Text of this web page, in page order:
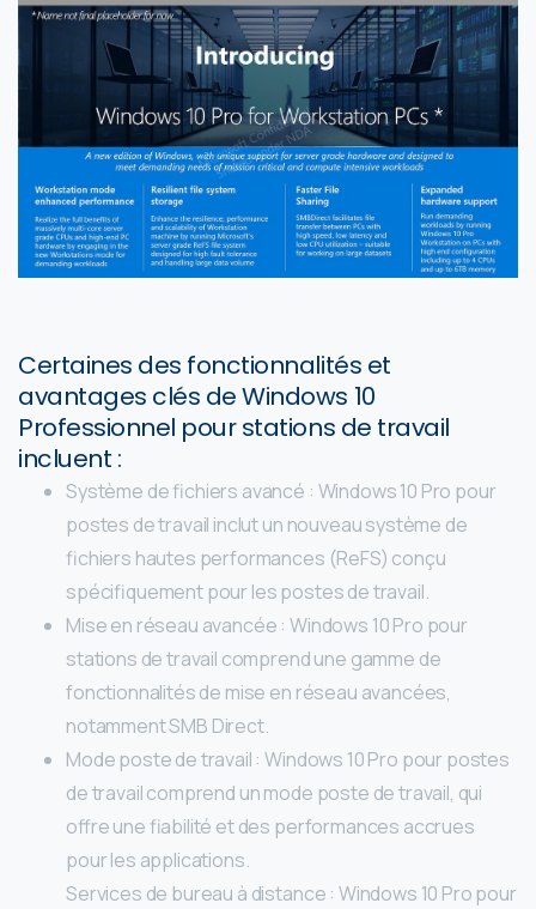
Certaines des fonctionnalités et
avantages clés de Windows 10
Professionnel pour stations de travail
incluent :
Système de fichiers avancé : Windows 10 Pro pour
postes de travail inclut un nouveau système de
fichiers hautes performances (ReFS) conçu
spécifiquement pour les postes de travail.
Mise en réseau avancée : Windows 10 Pro pour
stations de travail comprend une gamme de
fonctionnalités de mise en réseau avancées,
notamment SMB Direct.
Mode poste de travail : Windows 10 Pro pour postes
de travail comprend un mode poste de travail, qui
offre une fiabilité et des performances accrues
pour les applications.
Services de bureau à distance : Windows 10 Pro pour